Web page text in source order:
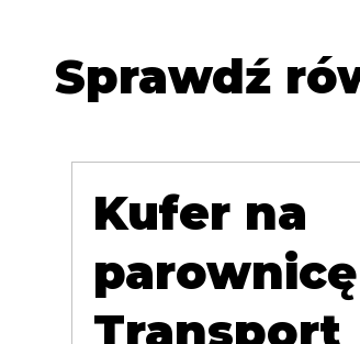
Sprawdź
Kufer na
parownicę
Transport